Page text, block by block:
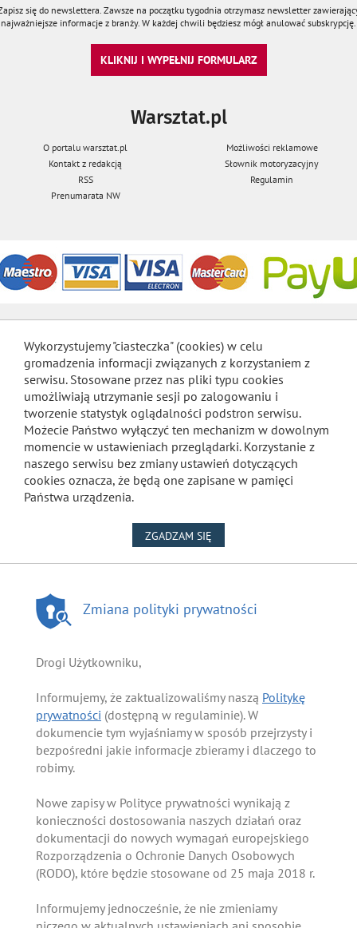
się do newslettera. Zawsze na początku tygodnia otrzymasz newsletter
najważniejsze informacje z branży. W każdej chwili będziesz mógł anulować subskrypcję.
KLIKNIJ I WYPEŁNIJ FORMULARZ
Warsztat.pl
O portalu warsztat.pl
Możliwości reklamowe
Kontakt z redakcją
Słownik motoryzacyjny
RSS
Regulamin
Prenumarata NW
Wykorzystujemy "ciasteczka" (cookies) w celu
gromadzenia informacji związanych z korzystaniem z
serwisu. Stosowane przez nas pliki typu cookies
umożliwiają utrzymanie sesji po zalogowaniu i
tworzenie statystyk oglądalności podstron serwisu.
Możecie Państwo wyłączyć ten mechanizm w dowolnym
momencie w ustawieniach przeglądarki. Korzystanie z
naszego serwisu bez zmiany ustawień dotyczących
cookies oznacza, że będą one zapisane w pamięci
Państwa urządzenia.
ZGADZAM SIĘ
Zmiana polityki prywatności
Drogi Użytkowniku,
Informujemy, że zaktualizowaliśmy naszą Politykę
prywatności (dostępną w regulaminie). W
dokumencie tym wyjaśniamy w sposób przejrzysty i
bezpośredni jakie informacje zbieramy i dlaczego to
robimy.
Nowe zapisy w Polityce prywatności wynikają z
konieczności dostosowania naszych działań oraz
dokumentacji do nowych wymagań europejskiego
Rozporządzenia o Ochronie Danych Osobowych
(RODO), które będzie stosowane od 25 maja 2018 r.
Informujemy jednocześnie, że nie zmieniamy